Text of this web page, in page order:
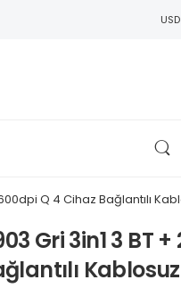
USD
Q 4 Cihaz Bağlantılı
Gri 3in1 3 BT +
Kablosuz